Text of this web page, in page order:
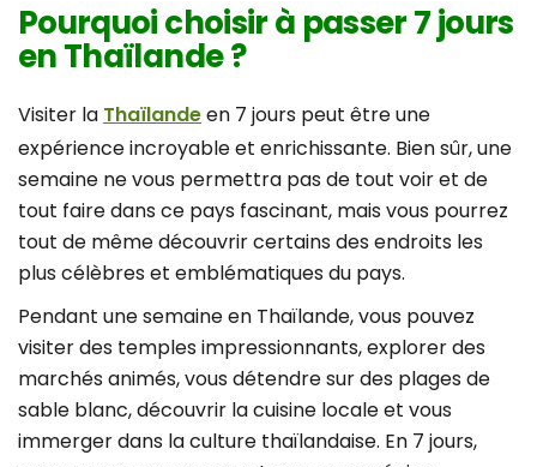
Pourquoi choisir à passer 7 jours
en Thaïlande ?
Visiter la Thaïlandeen 7 jours peut être une
expérience incroyable et enrichissante. Bien sûr, une
semaine ne vous permettra pas de tout voir et de
tout faire dans ce pays fascinant, mais vous pourrez
tout de même découvrir certains des endroits les
plus célèbres et emblématiques du pays.
Pendant une semaine en Thaïlande, vous pouvez
visiter des temples impressionnants, explorer des
marchés animés, vous détendre sur des plages de
sable blanc, découvrir la cuisine locale et vous
immerger dans la culture thaïlandaise. En 7 jours,